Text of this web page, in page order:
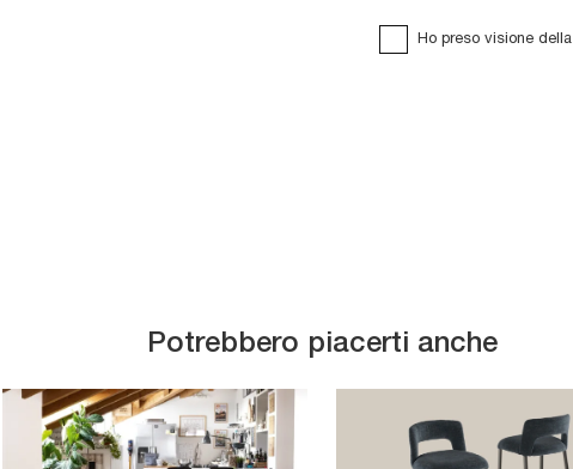
Ho preso visione della
Potrebbero piacerti anche